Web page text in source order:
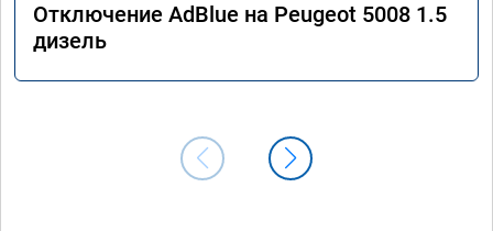
Отключение AdBlue на Peugeot 5008 1.5
дизель